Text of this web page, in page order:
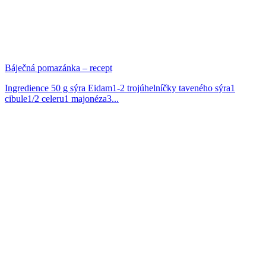
Báječná pomazánka – recept
Ingredience 50 g sýra Eidam1-2 trojúhelníčky taveného sýra1
cibule1/2 celeru1 majonéza3...